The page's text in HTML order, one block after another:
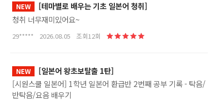
NEW
[테마별로 배우는 기초 일본어 청취]
청취 너무재미있어요~
29***** 2026.08.05 조회12회
NEW
[일본어 왕초보탈출 1탄]
[시원스쿨 일본어] 1학년 일본어 환급반 2번째 공부 기록 - 탁음/
반탁음/요음 배우기